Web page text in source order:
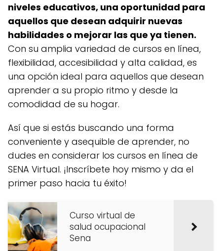
niveles educativos, una oportunidad para
aquellos que desean adquirir nuevas
habilidades o mejorar las que ya tienen.
Con su amplia variedad de cursos en línea,
flexibilidad, accesibilidad y alta calidad, es
una opción ideal para aquellos que desean
aprender a su propio ritmo y desde la
comodidad de su hogar.
Así que si estás buscando una forma
conveniente y asequible de aprender, no
dudes en considerar los cursos en línea de
SENA Virtual. ¡Inscríbete hoy mismo y da el
primer paso hacia tu éxito!
Curso virtual de
salud ocupacional
Sena